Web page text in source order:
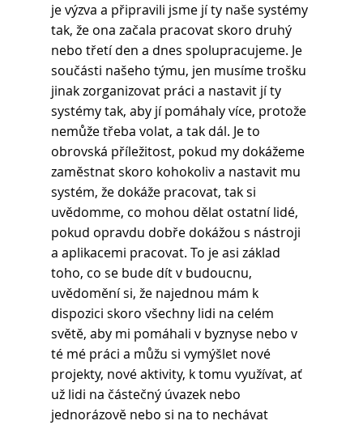
je výzva a připravili jsme jí ty naše systémy
tak, že ona začala pracovat skoro druhý
nebo třetí den a dnes spolupracujeme. Je
součásti našeho týmu, jen musíme trošku
jinak zorganizovat práci a nastavit jí ty
systémy tak, aby jí pomáhaly více, protože
nemůže třeba volat, a tak dál. Je to
obrovská příležitost, pokud my dokážeme
zaměstnat skoro kohokoliv a nastavit mu
systém, že dokáže pracovat, tak si
uvědomme, co mohou dělat ostatní lidé,
pokud opravdu dobře dokážou s nástroji
a aplikacemi pracovat. To je asi základ
toho, co se bude dít v budoucnu,
uvědomění si, že najednou mám k
dispozici skoro všechny lidi na celém
světě, aby mi pomáhali v byznyse nebo v
té mé práci a můžu si vymýšlet nové
projekty, nové aktivity, k tomu využívat, ať
už lidi na částečný úvazek nebo
jednorázově nebo si na to nechávat